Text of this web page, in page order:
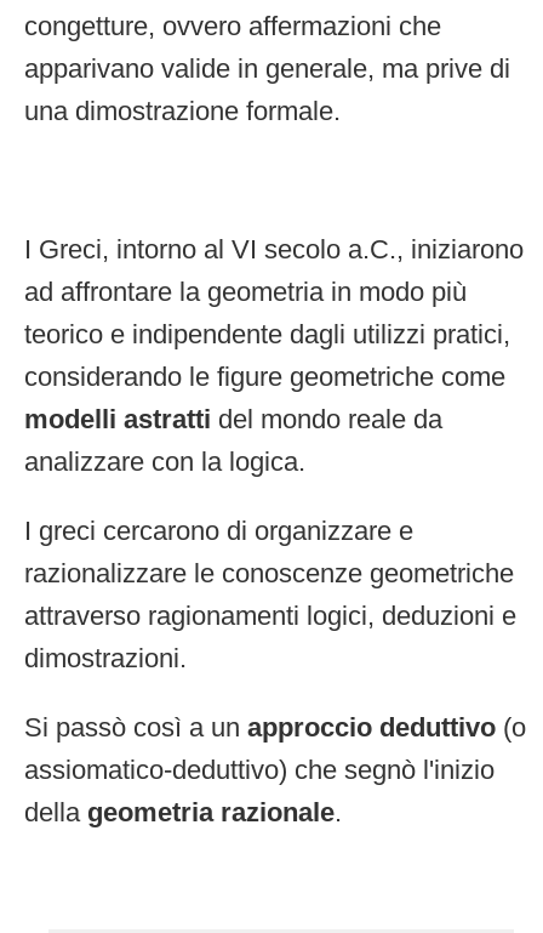
congetture, ovvero affermazioni che
apparivano valide in generale, ma prive di
una dimostrazione formale.
I Greci, intorno al VI secolo a.C., iniziarono
ad affrontare la geometria in modo più
teorico e indipendente dagli utilizzi pratici,
considerando le figure geometriche come
modelli astratti del mondo reale da
analizzare con la logica.
I greci cercarono di organizzare e
razionalizzare le conoscenze geometriche
attraverso ragionamenti logici, deduzioni e
dimostrazioni.
Si passò così a un approccio deduttivo (o
assiomatico-deduttivo) che segnò l'inizio
della geometria razionale.